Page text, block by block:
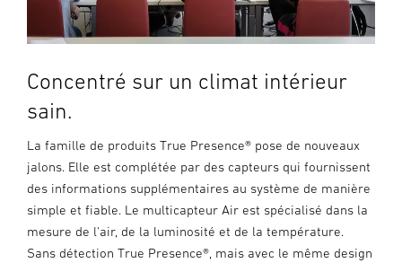
Concentré sur un climat intérieur
sain.
La famille de produits True Presence® pose de nouveaux
jalons. Elle est complétée par des capteurs qui fournissent
des informations supplémentaires au système de manière
simple et fiable. Le multicapteur Air est spécialisé dans la
mesure de l'air, de la luminosité et de la température.
Sans détection True Presence®, mais avec le même design